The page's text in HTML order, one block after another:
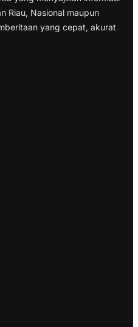
Riau, Nasional maupun
yang cepat, akurat